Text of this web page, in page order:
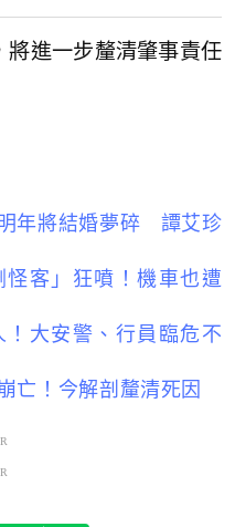
將進一步釐清肇事責任
年將結婚夢碎 譚艾珍
客」狂噴！機車也遭
大安警、行員臨危不
亡！今解剖釐清死因